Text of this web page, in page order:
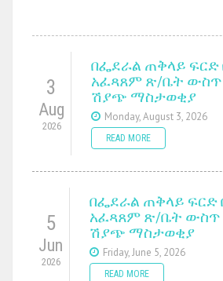
3
Aug
2026
በፌደራል ጠቅላይ ፍርድ
አፈጻጸም ጽ/ቤት ውስጥ
ሽያጭ ማስታወቂያ
Monday, August 3, 2026
READ MORE
5
Jun
2026
በፌደራል ጠቅላይ ፍርድ
አፈጻጸም ጽ/ቤት ውስጥ
ሽያጭ ማስታወቂያ
Friday, June 5, 2026
READ MORE